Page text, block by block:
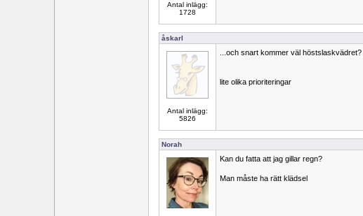
Antal inlägg:
1728
åskarl
Antal inlägg:
5826
...och snart kommer väl höstslaskvädret?
lite olika prioriteringar
Norah
Kan du fatta att jag gillar regn?
Man måste ha rätt klädsel